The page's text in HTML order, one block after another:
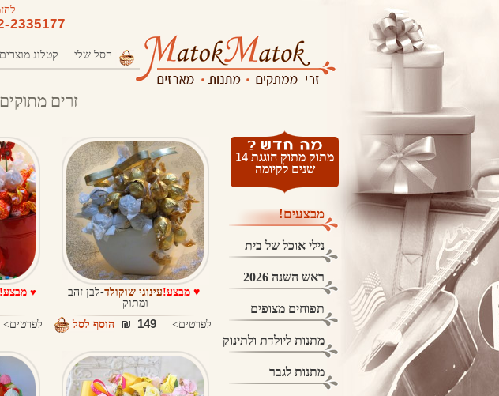
0544-977217
הסל שלי קטלוג מוצרים
מתוק מתוק חוגגת 14
שנים לקיומה
מבצעים!
נילי אוכל של בית
ראש השנה 2026
תפוחים מצופים
מתנות ליולדת ולתינוק
מתנות לגבר
זרים
♥ מבצע!עינוגי שוקולד-לבן זהב
ומתוק
לפרטים>149 ₪ הוסף לסל
♥ מבצע!